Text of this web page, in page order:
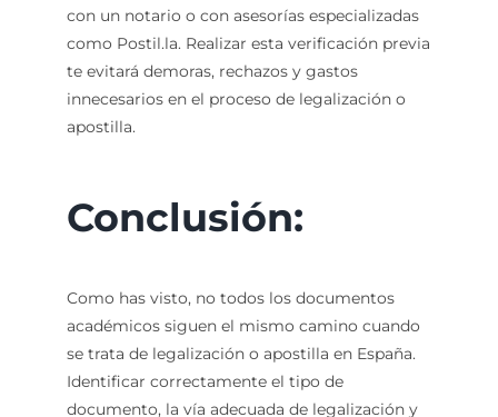
con un notario o con asesorías especializadas
como Postil.la. Realizar esta verificación previa
te evitará demoras, rechazos y gastos
innecesarios en el proceso de legalización o
apostilla.
Conclusión:
Como has visto, no todos los documentos
académicos siguen el mismo camino cuando
se trata de legalización o apostilla en España.
Identificar correctamente el tipo de
documento, la vía adecuada de legalización y